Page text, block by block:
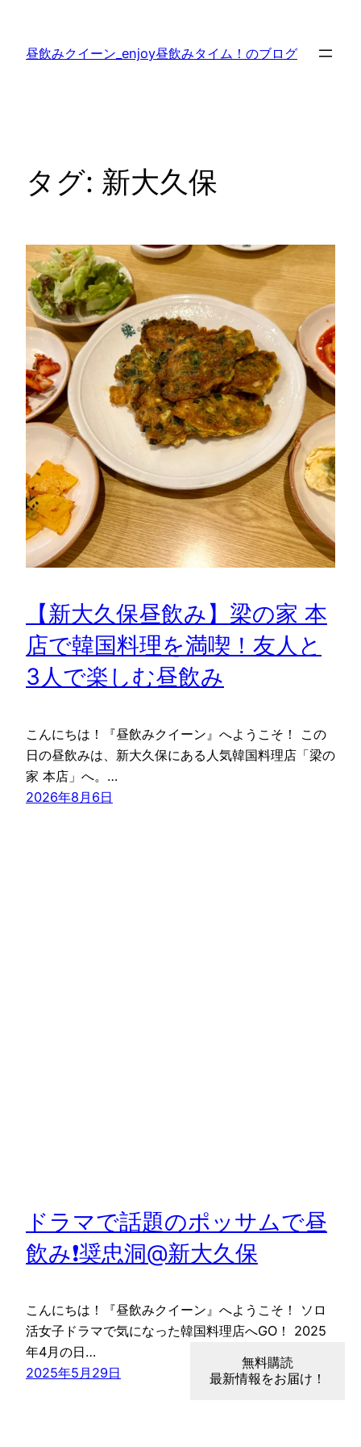
昼飲みクイーン_enjoy昼飲みタイム！のブログ
タグ: 新大久保
【新大久保昼飲み】梁の家 本
店で韓国料理を満喫！友人と
3人で楽しむ昼飲み
こんにちは！『昼飲みクイーン』へようこそ！ この
日の昼飲みは、新大久保にある人気韓国料理店「梁の
家 本店」へ。…
2026年8月6日
ドラマで話題のポッサムで昼
飲み❗️奨忠洞@新大久保
こんにちは！『昼飲みクイーン』へようこそ！ ソロ
活女子ドラマで気になった韓国料理店へGO！ 2025
年4月の日…
2025年5月29日
無料購読
最新情報をお届け！